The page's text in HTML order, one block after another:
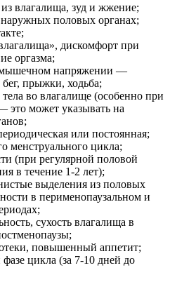
влагалища, зуд и жжение;
половых органах;
дискомфорт при
оргазма;
напряжении —
прыжки, ходьба;
во влагалище (особенно при
это может указывать на
или постоянная;
менструального цикла;
(при регулярной половой
в течение 1-2 лет);
выделения из половых
в перименопаузальном и
сухость влагалища в
повышенный аппетит;
цикла (за 7-10 дней до